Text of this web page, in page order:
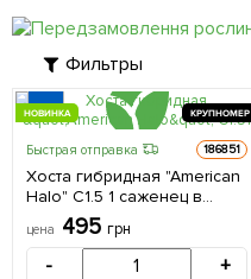
Фильтры
КРУПНОМЕР
НОВИНКА
Быстрая отправка 186851
Хоста гибридная "American
Halo" С1.5 1 саженец в
упаковке
цена 495 грн
- +